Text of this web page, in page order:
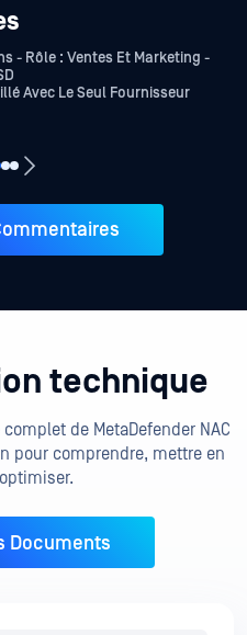
- Rôle : Ventes Et Marketing -
Avec Le Seul Fournisseur
technique
de MetaDefender NAC
pour comprendre, mettre en
Documents